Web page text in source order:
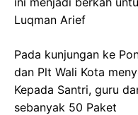
Luqman Arief
Pada kunjungan ke
dan Plt Wali Kota
Kepada Santri, guru
sebanyak 50 Paket